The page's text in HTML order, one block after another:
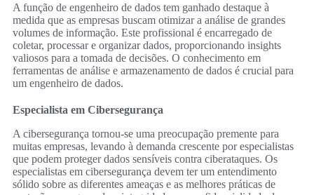
A função de engenheiro de dados tem ganhado destaque à
medida que as empresas buscam otimizar a análise de grandes
volumes de informação. Este profissional é encarregado de
coletar, processar e organizar dados, proporcionando insights
valiosos para a tomada de decisões. O conhecimento em
ferramentas de análise e armazenamento de dados é crucial para
um engenheiro de dados.
Especialista em Cibersegurança
A cibersegurança tornou-se uma preocupação premente para
muitas empresas, levando à demanda crescente por especialistas
que podem proteger dados sensíveis contra ciberataques. Os
especialistas em cibersegurança devem ter um entendimento
sólido sobre as diferentes ameaças e as melhores práticas de